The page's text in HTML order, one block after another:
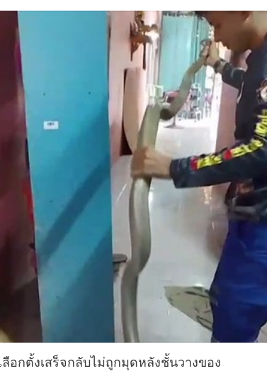
ลือกตั้งเสร็จกลับไม่ถูกมุดหลังชั้นวางของ